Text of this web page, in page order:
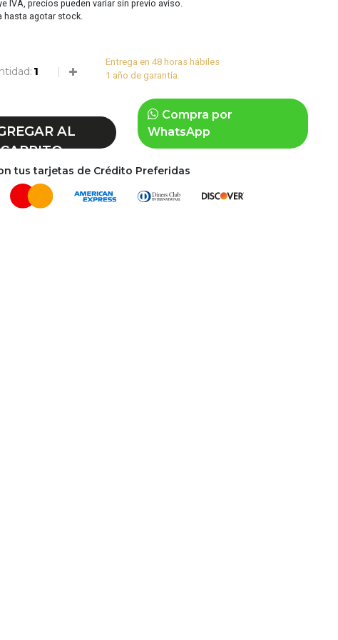
IVA, precios pueden variar sin previo aviso.
hasta agotar stock.
Entrega en 48 horas hábiles
1 año de garantía.
AL
CARRITO
Compra por
WhatsApp
tus tarjetas de Crédito Preferidas